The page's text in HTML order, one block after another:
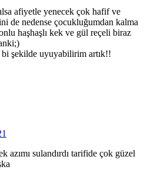
afiyetle yenecek çok hafif ve
de nedense çocukluğumdan kalma
haşhaşlı kek ve gül reçeli biraz
şekilde uyuyabilirim artık!!
azımı sulandırdı tarifide çok güzel